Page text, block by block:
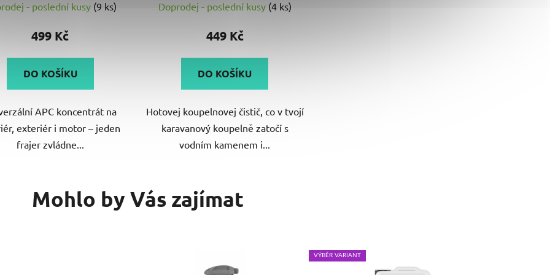
- poslední kusy (9 ks)
499 Kč
DO KOŠÍKU
APC koncentrát na
exteriér i motor – jeden
frajer zvládne...
Doprodej - poslední kusy (4 ks)
449 Kč
DO KOŠÍKU
Hotovej koupelnovej čistič, co v tvojí
karavanový koupelně zatočí s
vodním kamenem i...
Mohlo by Vás zajímat